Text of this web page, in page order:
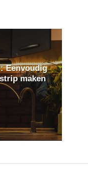
Eenvoudig
maken